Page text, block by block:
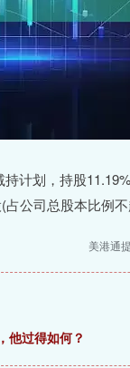
计划，持股
公司总股本比例不
美港通
他过得如何？